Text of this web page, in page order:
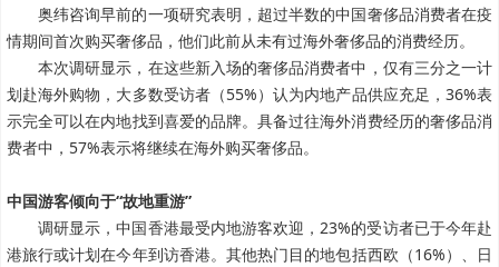
奥纬咨询早前的一项研究表明，超过半数的中国奢侈品消费者在疫
情期间首次购买奢侈品，他们此前从未有过海外奢侈品的消费经历。
本次调研显示，在这些新入场的奢侈品消费者中，仅有三分之一计
划赴海外购物，大多数受访者（55%）认为内地产品供应充足，36%表
示完全可以在内地找到喜爱的品牌。具备过往海外消费经历的奢侈品消
费者中，57%表示将继续在海外购买奢侈品。
中国游客倾向于“故地重游”
调研显示，中国香港最受内地游客欢迎，23%的受访者已于今年赴
港旅行或计划在今年到访香港。其他热门目的地包括西欧（16%）、日